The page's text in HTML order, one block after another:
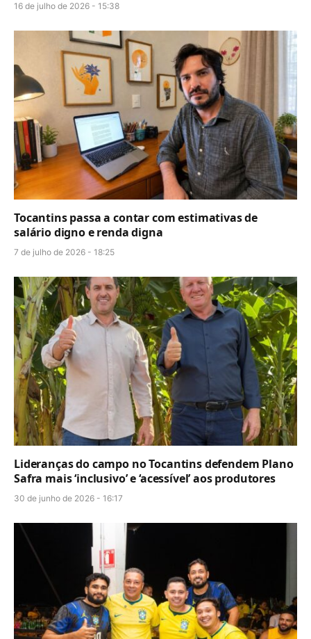
16 de julho de 2026 - 15:38
Tocantins passa a contar com estimativas de
salário digno e renda digna
7 de julho de 2026 - 18:25
Lideranças do campo no Tocantins defendem Plano
Safra mais ‘inclusivo’ e ‘acessível’ aos produtores
30 de junho de 2026 - 16:17